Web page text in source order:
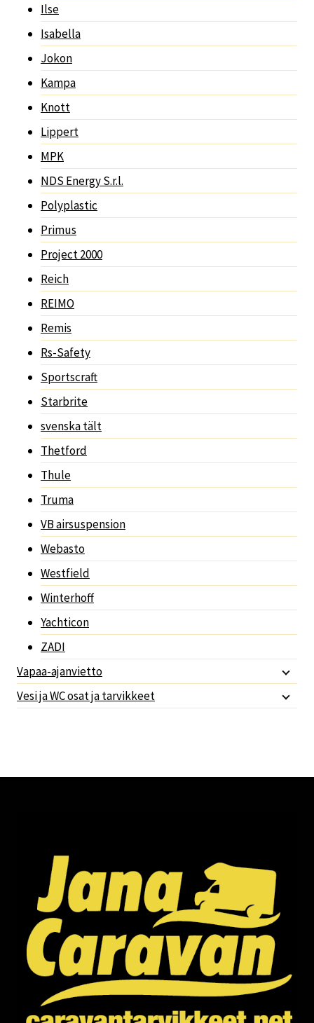
Ilse
Isabella
Jokon
Kampa
Knott
Lippert
MPK
NDS Energy S.r.l.
Polyplastic
Primus
Project 2000
Reich
REIMO
Remis
Rs-Safety
Sportscraft
Starbrite
svenska tält
Thetford
Thule
Truma
VB airsuspension
Webasto
Westfield
Winterhoff
Yachticon
ZADI
Vapaa-ajanvietto
Vesi ja WC osat ja tarvikkeet